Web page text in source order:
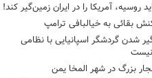
روسیه، آمریکا را در ایران زمین‌گیر کند!
بقائی به خیالبافی ترامپ
شدن گردشگر اسپانیایی با نظامی
بزرگ در شهر المخا یمن